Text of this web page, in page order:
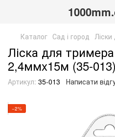
Каталог Сад і город
Ліска для
2,4ммx15м (35-013)
Артикул: 35-013 Написати
−2%